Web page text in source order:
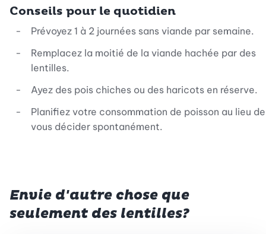
Conseils pour le quotidien
Prévoyez 1 à 2 journées sans viande par semaine.
Remplacez la moitié de la viande hachée par des
lentilles.
Ayez des pois chiches ou des haricots en réserve.
Planifiez votre consommation de poisson au lieu de
vous décider spontanément.
Envie d'autre chose que
seulement des lentilles?